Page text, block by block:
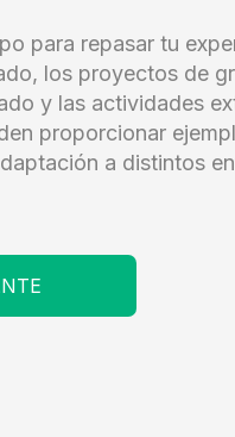
para repasar tu
los proyectos de
y las actividades
proporcionar
a distintos